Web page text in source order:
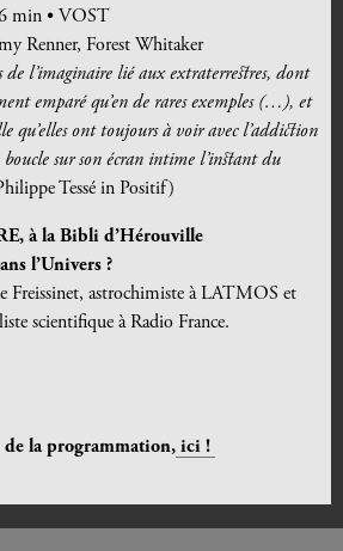
min • VOST
Renner, Forest Whitaker
de l’imaginaire lié aux extraterrestres, dont
emparé qu’en de rares exemples (…), et
qu’elles ont toujours à voir avec l’addiction
sur son écran intime l’instant du
Tessé in Positif)
à la Bibli d’Hérouville
l’Univers ?
Freissinet, astrochimiste à LATMOS et
scientifique à Radio France.
de la programmation, ici !